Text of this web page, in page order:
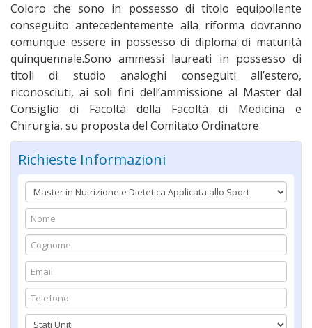
Coloro che sono in possesso di titolo equipollente
conseguito antecedentemente alla riforma dovranno
comunque essere in possesso di diploma di maturità
quinquennale.Sono ammessi laureati in possesso di
titoli di studio analoghi conseguiti all’estero,
riconosciuti, ai soli fini dell’ammissione al Master dal
Consiglio di Facoltà della Facoltà di Medicina e
Chirurgia, su proposta del Comitato Ordinatore.
Richieste Informazioni
Federazione Italiana di Atletica
Leggera
Italian Obesity Network